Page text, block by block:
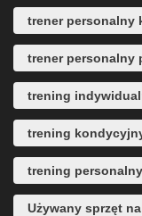
trener personalny
trener personalny
trening
trening
trening
Używany sprzęt